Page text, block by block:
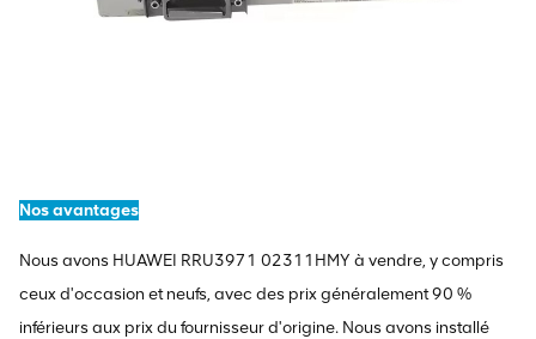
Nos avantages
Nous avons HUAWEI RRU3971 02311HMY à vendre, y compris
ceux d'occasion et neufs, avec des prix généralement 90 %
inférieurs aux prix du fournisseur d'origine. Nous avons installé